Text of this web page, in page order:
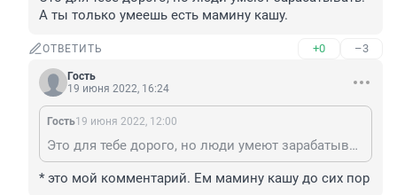
А ты только умеешь есть мамину кашу.
ОТВЕТИТЬ +0 –3
Гость
19 июня 2022, 16:24
Гость19 июня 2022, 12:00
Это для тебе дорого, но люди умеют зарабатывать. А ты только умеешь есть мамину кашу.
* это мой комментарий. Ем мамину кашу до сих пор